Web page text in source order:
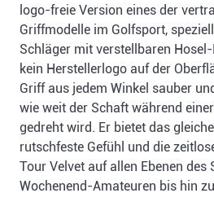
logo-freie Version eines der
Griffmodelle im Golfsport,
Schläger mit verstellbaren
kein Herstellerlogo auf der
Griff aus jedem Winkel sauber
wie weit der Schaft während
gedreht wird. Er bietet das
rutschfeste Gefühl und die
Tour Velvet auf allen Ebenen des
Wochenend-Amateuren bis hin